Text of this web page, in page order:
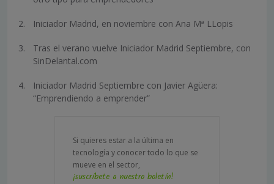
Iniciador Madrid, en noviembre con Ana Mª LLopis
Tras el verano vuelve Iniciador Madrid Septiembre, con
SinDelantal.com
Iniciador Madrid Septiembre con Javier Agüera:
“Emprendiendo a emprender”
Si quieres estar a la última en
tecnología y conocer todo lo que se
mueve en el sector,
¡suscríbete a nuestro boletín!